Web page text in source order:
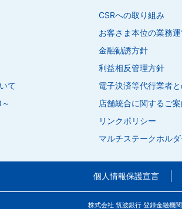
て
CSRへの取り組み
お客さま本位の業務
金融勧誘方針
利益相反管理方針
電子決済等代行業者
店舗統合に関するご
リンクポリシー
マルチステークホル
個人情報保護宣言
株式会社 筑波銀行 登録金融機